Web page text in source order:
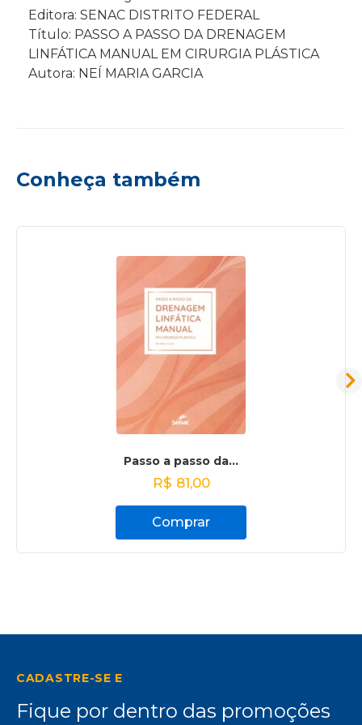
Editora: SENAC DISTRITO FEDERAL
Título: PASSO A PASSO DA DRENAGEM
LINFÁTICA MANUAL EM CIRURGIA PLÁSTICA
Autora: NEÍ MARIA GARCIA
Conheça também
Passo a passo da...
R$ 81,00
Comprar
CADASTRE-SE E
Fique por dentro das promoções